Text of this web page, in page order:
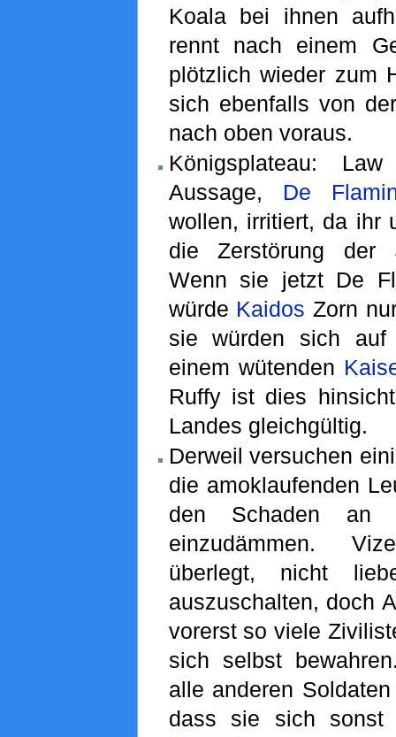
Koala bei ihnen
rennt nach einem
plötzlich wieder zum
sich ebenfalls von
nach oben voraus.
Königsplateau:
Aussage, De
wollen, irritiert, da ihr
die Zerstörung der
Wenn sie jetzt De
würde Kaidos Zorn
sie würden sich
einem wütenden
Ruffy ist dies
Landes gleichgültig.
Derweil versuchen
die amoklaufenden
den Schaden an
einzudämmen.
überlegt, nicht
auszuschalten, doch
vorerst so viele
sich selbst
alle anderen
dass sie sich